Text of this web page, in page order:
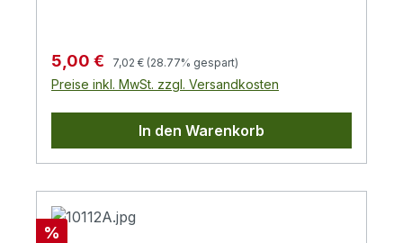
Verkaufspreis:
5,00 € Regulärer Preis:
7,02 € (28.77% gespart)
Preise inkl. MwSt. zzgl. Versandkosten
In den Warenkorb
Rabatt
%